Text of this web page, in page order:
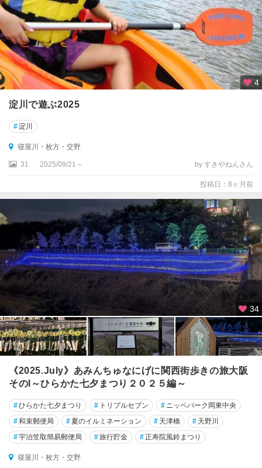
4
淀川で遊ぶ2025
#淀川
寝屋川・枚方・交野
31 2025/09/21～ by すきやねんさん
投稿日：8ヶ月前
34
《2025.July》あみんちゅなにげに関西街歩きの旅大阪
そのⅠ～ひらかた七夕まつり２０２５編～
#ひらかた七夕まつり # トリプルセブン # ニッペパーク岡東中央
#和束郵便局 # 夏のイルミネーション # 天津橋 # 天野川
#宇治笠取簡易郵便局 #旅行貯金 #正寿院風鈴まつり
寝屋川・枚方・交野